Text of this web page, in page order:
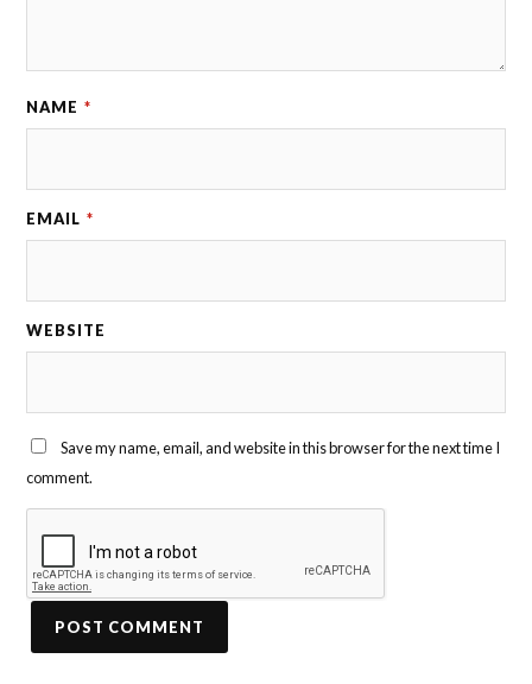
NAME *
EMAIL *
WEBSITE
Save my name, email, and website in this browser for the next time I
comment.